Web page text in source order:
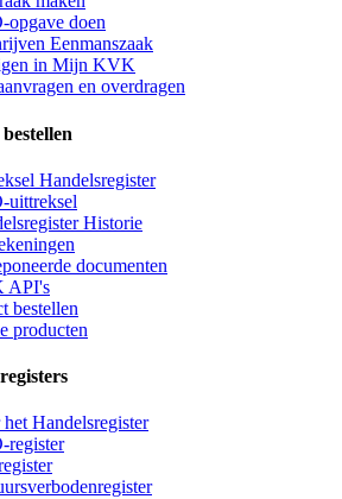
opgave doen
Eenmanszaak
in Mijn KVK
en overdragen
Handelsregister
uittreksel
Historie
documenten
API's
bestellen
producten
Handelsregister
register